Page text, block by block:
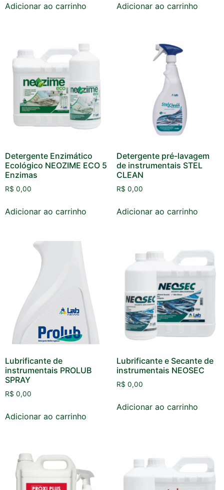
Adicionar ao carrinho Adicionar ao carrinho
Detergente Enzimático
Ecológico NEOZIME ECO 5
Enzimas
R$ 0,00
Adicionar ao carrinho
Detergente pré-lavagem
de instrumentais STEL
CLEAN
R$ 0,00
Adicionar ao carrinho
Lubrificante de
instrumentais PROLUB
SPRAY
R$ 0,00
Adicionar ao carrinho
Lubrificante e Secante de
instrumentais NEOSEC
R$ 0,00
Adicionar ao carrinho